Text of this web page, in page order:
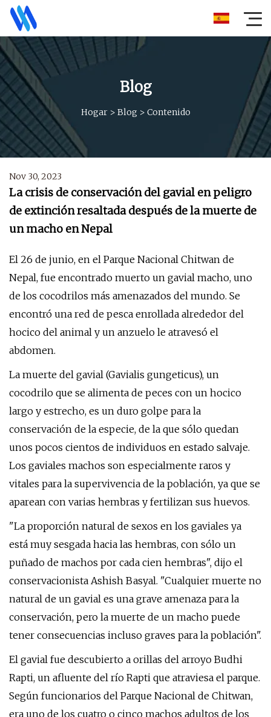
Blog
Hogar> Blog > Contenido
Nov 30, 2023
La crisis de conservación del gavial en peligro
de extinción resaltada después de la muerte de
un macho en Nepal
El 26 de junio, en el Parque Nacional Chitwan de
Nepal, fue encontrado muerto un gavial macho, uno
de los cocodrilos más amenazados del mundo. Se
encontró una red de pesca enrollada alrededor del
hocico del animal y un anzuelo le atravesó el
abdomen.
La muerte del gavial (Gavialis gungeticus), un
cocodrilo que se alimenta de peces con un hocico
largo y estrecho, es un duro golpe para la
conservación de la especie, de la que sólo quedan
unos pocos cientos de individuos en estado salvaje.
Los gaviales machos son especialmente raros y
vitales para la supervivencia de la población, ya que se
aparean con varias hembras y fertilizan sus huevos.
"La proporción natural de sexos en los gaviales ya
está muy sesgada hacia las hembras, con sólo un
puñado de machos por cada cien hembras", dijo el
conservacionista Ashish Basyal. "Cualquier muerte no
natural de un gavial es una grave amenaza para la
conservación, pero la muerte de un macho puede
tener consecuencias incluso graves para la población".
El gavial fue descubierto a orillas del arroyo Budhi
Rapti, un afluente del río Rapti que atraviesa el parque.
Según funcionarios del Parque Nacional de Chitwan,
era uno de los cuatro o cinco machos adultos de los